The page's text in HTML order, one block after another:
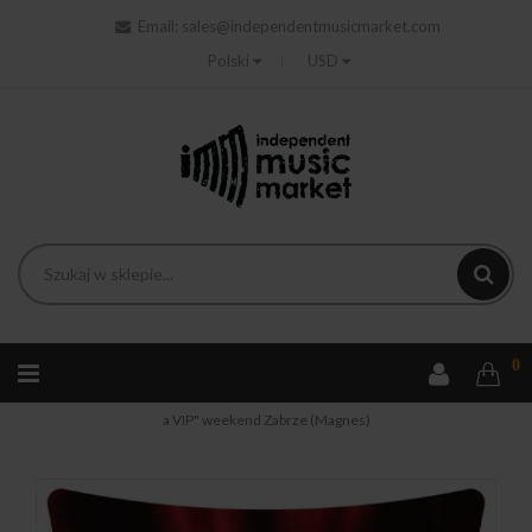
Email:
sales@independentmusicmarket.com
Polski
USD
0
Pendragon - Magnes "Everyone is
a VIP" weekend Zabrze (Magnes)